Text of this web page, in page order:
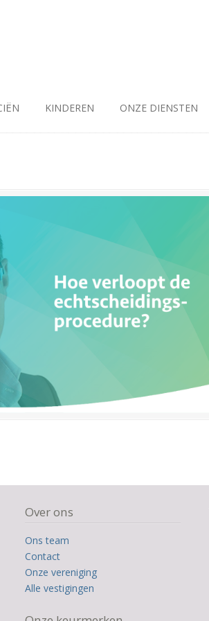
KINDEREN ONZE DIENSTEN
Over ons
Ons team
Contact
Onze vereniging
Alle vestigingen